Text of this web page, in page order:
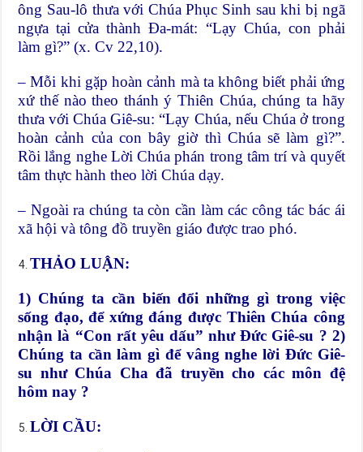
ông Sau-lô thưa với Chúa Phục Sinh sau khi bị ngã
ngựa tại cửa thành Đa-mát: “Lạy Chúa, con phải
làm gì?” (x. Cv 22,10).
– Mỗi khi gặp hoàn cảnh mà ta không biết phải ứng
xứ thế nào theo thánh ý Thiên Chúa, chúng ta hãy
thưa với Chúa Giê-su: “Lạy Chúa, nếu Chúa ở trong
hoàn cảnh của con bây giờ thì Chúa sẽ làm gì?”.
Rồi lắng nghe Lời Chúa phán trong tâm trí và quyết
tâm thực hành theo lời Chúa dạy.
– Ngoài ra chúng ta còn cần làm các công tác bác ái
xã hội và tông đồ truyền giáo được trao phó.
THẢO LUẬN:
1) Chúng ta cần biến đổi những gì trong việc
sống đạo, để xứng đáng được Thiên Chúa công
nhận là “Con rất yêu dấu” như Đức Giê-su ? 2)
Chúng ta cần làm gì để vâng nghe lời Đức Giê-
su như Chúa Cha đã truyền cho các môn đệ
hôm nay ?
LỜI CẦU: